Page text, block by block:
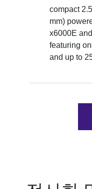
compact
mm)
x6000E
featuring
and up to